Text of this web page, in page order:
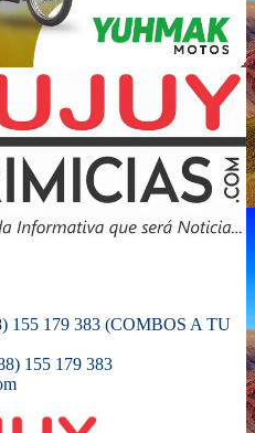
155 179 383 (COMBOS A TU
155 179 383